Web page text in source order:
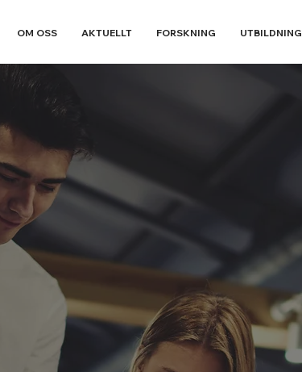
OM OSS AKTUELLT FORSKNING UTBILDNING